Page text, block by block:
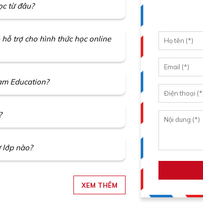
từ đâu?
trợ cho hình thức học online
Education?
lớp nào?
XEM THÊM